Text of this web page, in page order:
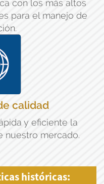
con los más altos
para el manejo de
calidad
y eficiente la
nuestro mercado.
históricas: